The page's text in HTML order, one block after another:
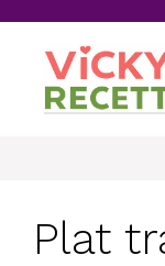
content
Plat